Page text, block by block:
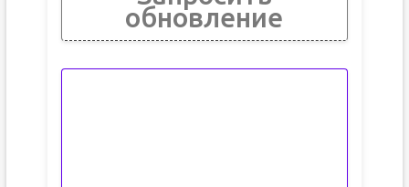
обновление